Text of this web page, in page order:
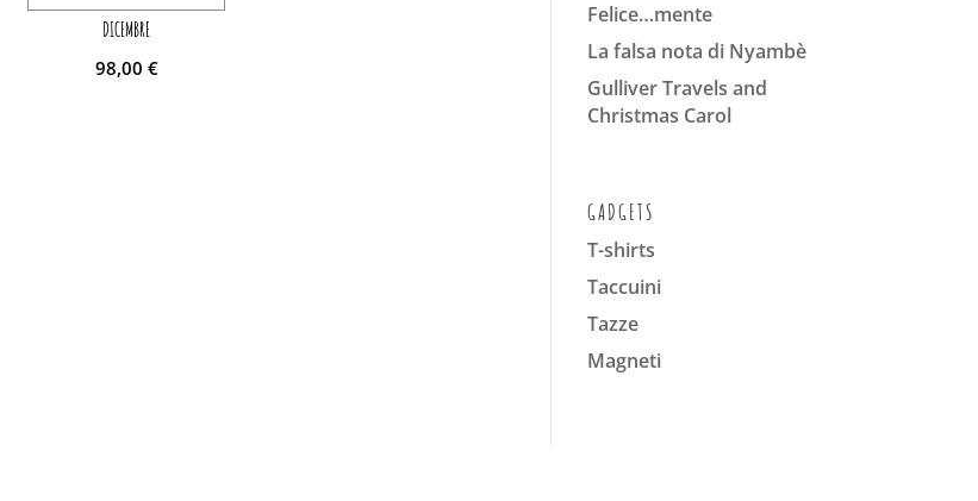
DICEMBRE
98,00 €
Felice…mente
La falsa nota di Nyambè
Gulliver Travels and
Christmas Carol
GADGETS
T-shirts
Taccuini
Tazze
Magneti